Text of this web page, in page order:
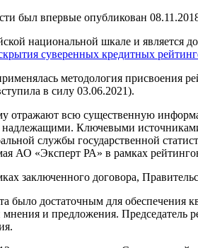
был впервые опубликован
национальной шкале и является
суверенных кредитных
методология присвоения
в силу 03.06.2021).
отражают всю существенную
Ключевыми
службы государственной
АО «Эксперт РА» в рамках
заключенного договора,
было достаточным для
и предложения. Председатель